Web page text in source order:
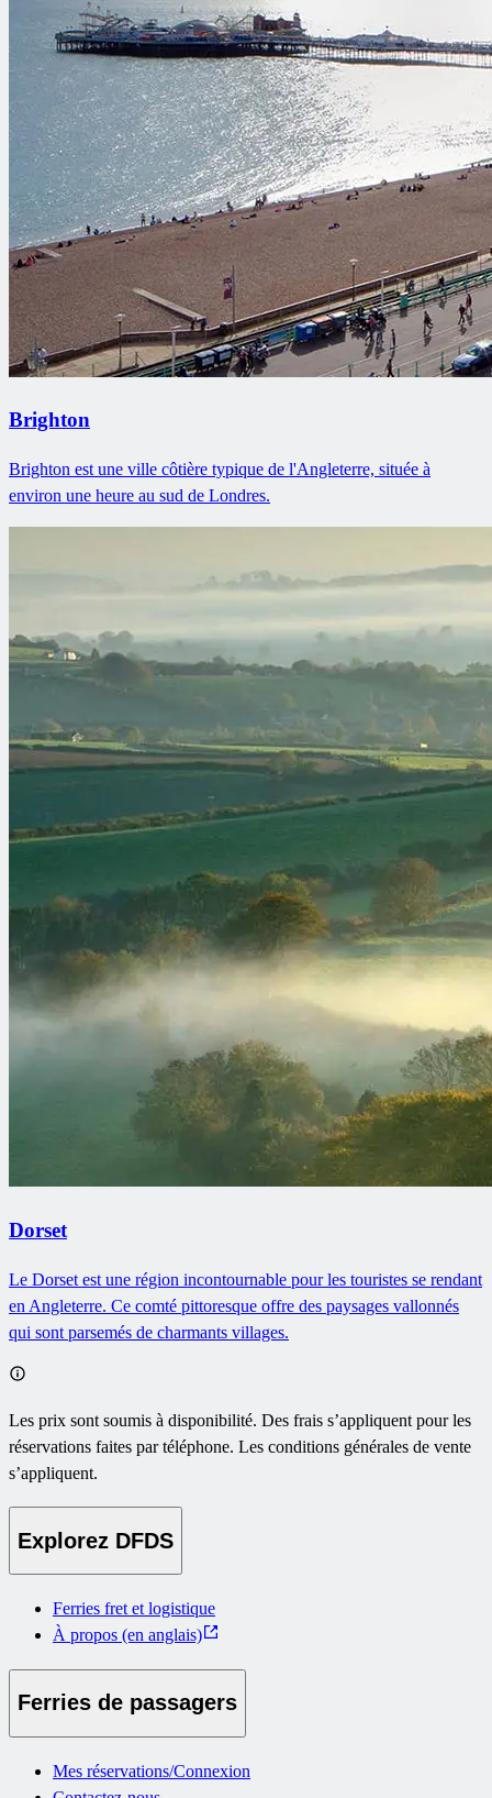
Brighton
Brighton est une ville côtière typique de l'Angleterre, située à
environ une heure au sud de Londres.
Dorset
Le Dorset est une région incontournable pour les touristes se rendant
en Angleterre. Ce comté pittoresque offre des paysages vallonnés
qui sont parsemés de charmants villages.
Les prix sont soumis à disponibilité. Des frais s’appliquent pour les
réservations faites par téléphone. Les conditions générales de vente
s’appliquent.
Explorez DFDS
Ferries fret et logistique
À propos (en anglais)
Ferries de passagers
Mes réservations/Connexion